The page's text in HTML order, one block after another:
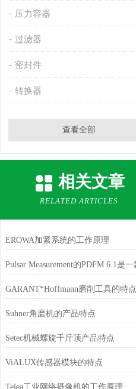
压力容器
过滤器
密封件
转换器
查看全部
相关文章
RELATED ARTICLES
EROWA加紧系统的工作原理
Suhner角磨机的产品特点
Setec机械螺旋千斤顶产品特点
ViALUX传感器模块的特点
Telea工业网络摄像机的工作原理